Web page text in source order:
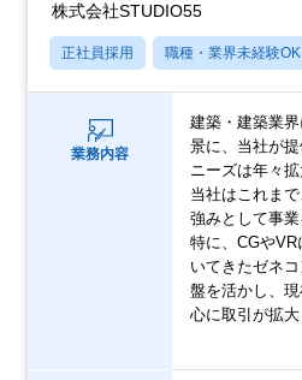
株式会社STUDIO55
正社員採用 職種・業界未経験OK
業務内容
建築・建築業
景に、当社が
ニーズは年々拡
当社はこれま
強みとして事業
特に、CGや
いてきたゼネ
盤を活かし、
心に取引が拡大